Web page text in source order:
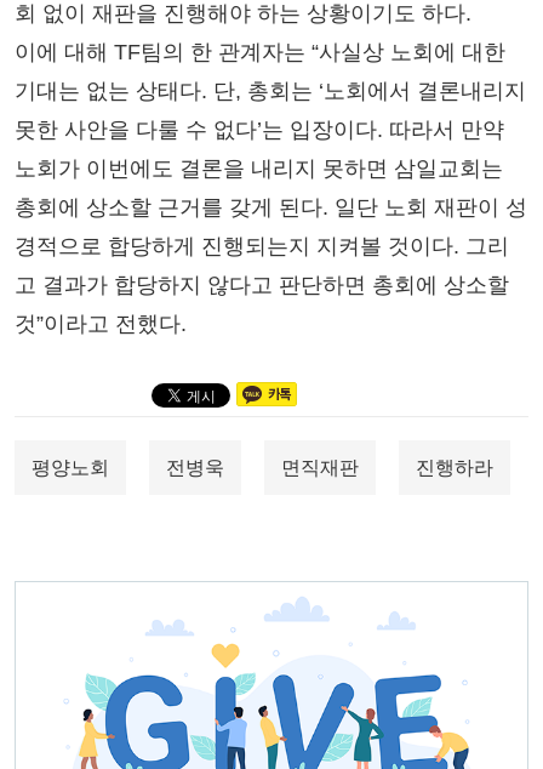
회 없이 재판을 진행해야 하는 상황이기도 하다.
이에 대해 TF팀의 한 관계자는 “사실상 노회에 대한
기대는 없는 상태다. 단, 총회는 ‘노회에서 결론내리지
못한 사안을 다룰 수 없다’는 입장이다. 따라서 만약
노회가 이번에도 결론을 내리지 못하면 삼일교회는
총회에 상소할 근거를 갖게 된다. 일단 노회 재판이 성
경적으로 합당하게 진행되는지 지켜볼 것이다. 그리
고 결과가 합당하지 않다고 판단하면 총회에 상소할
것”이라고 전했다.
평양노회 전병욱 면직재판 진행하라